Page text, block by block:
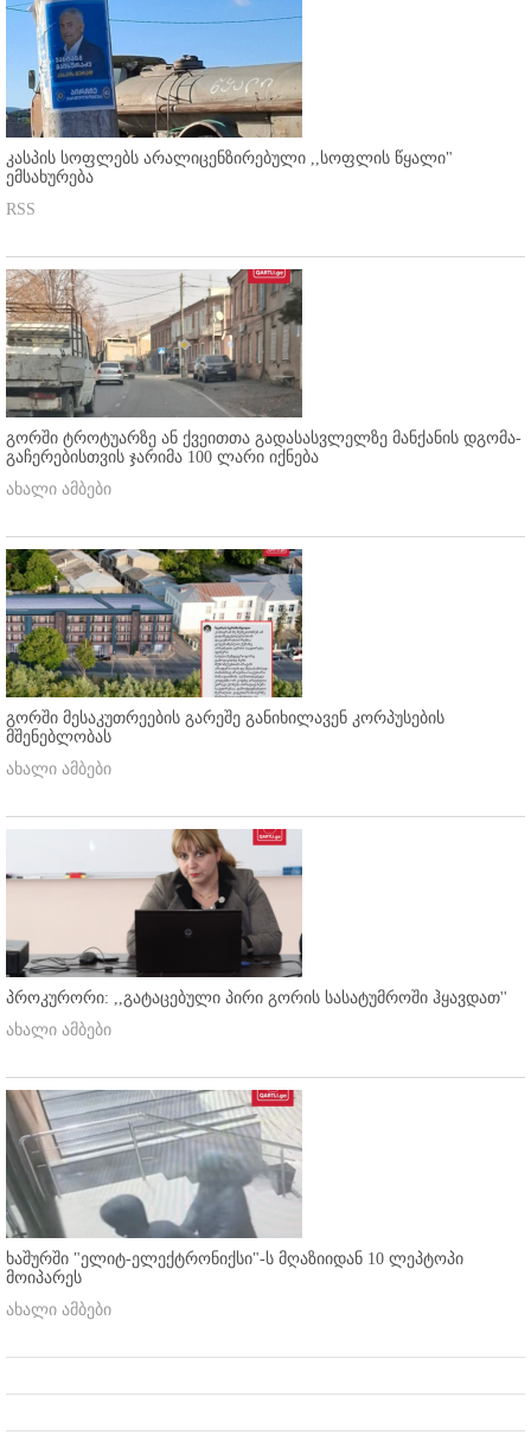
კასპის სოფლებს არალიცენზირებული ,,სოფლის წყალი"
ემსახურება
RSS
გორში ტროტუარზე ან ქვეითთა გადასასვლელზე მანქანის დგომა-
გაჩერებისთვის ჯარიმა 100 ლარი იქნება
ახალი ამბები
გორში მესაკუთრეების გარეშე განიხილავენ კორპუსების
მშენებლობას
ახალი ამბები
პროკურორი: ,,გატაცებული პირი გორის სასატუმროში ჰყავდათ''
ახალი ამბები
ხაშურში "ელიტ-ელექტრონიქსი"-ს მღაზიიდან 10 ლეპტოპი
მოიპარეს
ახალი ამბები